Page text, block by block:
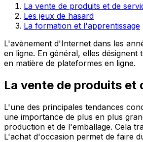
La vente de produits et de
Les jeux de hasard
La formation et l'apprentissage
L'avènement d'Internet dans les
en ligne. En général, elles
en matière de plateformes en ligne.
La vente de produits et
L'une des principales tendances
une importance de plus en plus
production et de l'emballage. Cela
L'achat d'occasion permet de faire